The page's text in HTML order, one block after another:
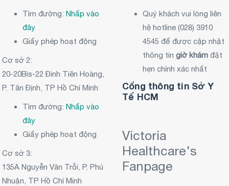
Tìm đường:Nhấp vào
đây
Giấy phép hoạt động
Cơ sở 2:
20-20Bis-22 Đinh Tiên Hoàng,
P. Tân Định, TP Hồ Chí Minh
Tìm đường:Nhấp vào
đây
Giấy phép hoạt động
Cơ sở 3:
135A Nguyễn Văn Trỗi, P. Phú
Nhuận, TP Hồ Chí Minh
Quý khách vui lòng liên
hệ hotline (028) 3910
4545 để được cập nhật
thông tin giờ khám đặt
hẹn chính xác nhất
Cổng thông tin Sở Y
Tế HCM
Victoria
Healthcare's
Fanpage